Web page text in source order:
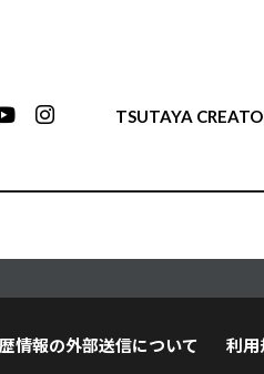
TSUTAYA
情報の外部送信について 利用